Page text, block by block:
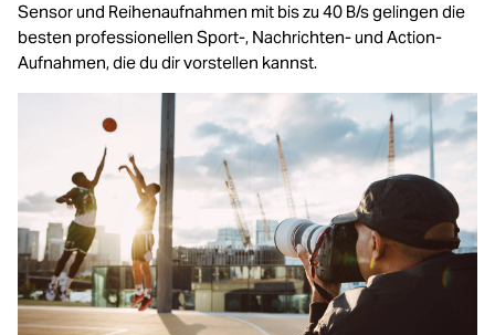
Sensor und Reihenaufnahmen mit bis zu 40 B/s gelingen die
besten professionellen Sport-, Nachrichten- und Action-
Aufnahmen, die du dir vorstellen kannst.